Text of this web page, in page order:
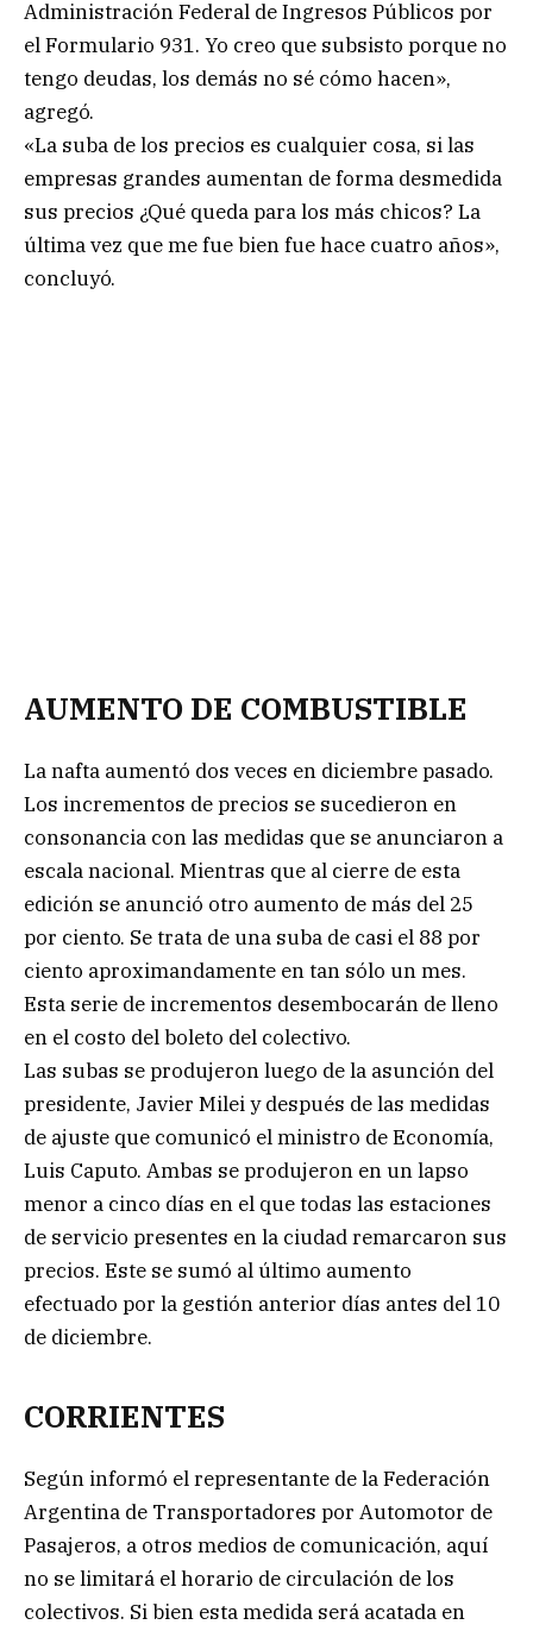
Administración Federal de Ingresos Públicos por
el Formulario 931. Yo creo que subsisto porque no
tengo deudas, los demás no sé cómo hacen»,
agregó.
«La suba de los precios es cualquier cosa, si las
empresas grandes aumentan de forma desmedida
sus precios ¿Qué queda para los más chicos? La
última vez que me fue bien fue hace cuatro años»,
concluyó.
AUMENTO DE COMBUSTIBLE
La nafta aumentó dos veces en diciembre pasado.
Los incrementos de precios se sucedieron en
consonancia con las medidas que se anunciaron a
escala nacional. Mientras que al cierre de esta
edición se anunció otro aumento de más del 25
por ciento. Se trata de una suba de casi el 88 por
ciento aproximandamente en tan sólo un mes.
Esta serie de incrementos desembocarán de lleno
en el costo del boleto del colectivo.
Las subas se produjeron luego de la asunción del
presidente, Javier Milei y después de las medidas
de ajuste que comunicó el ministro de Economía,
Luis Caputo. Ambas se produjeron en un lapso
menor a cinco días en el que todas las estaciones
de servicio presentes en la ciudad remarcaron sus
precios. Este se sumó al último aumento
efectuado por la gestión anterior días antes del 10
de diciembre.
CORRIENTES
Según informó el representante de la Federación
Argentina de Transportadores por Automotor de
Pasajeros, a otros medios de comunicación, aquí
no se limitará el horario de circulación de los
colectivos. Si bien esta medida será acatada en